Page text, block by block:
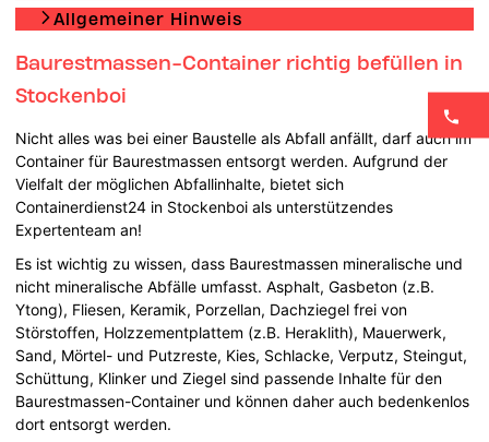
Allgemeiner Hinweis
Baurestmassen-Container richtig befüllen in
Stockenboi
Nicht alles was bei einer Baustelle als Abfall anfällt, darf auch im
Container für Baurestmassen entsorgt werden. Aufgrund der
Vielfalt der möglichen Abfallinhalte, bietet sich
Containerdienst24 in Stockenboi als unterstützendes
Expertenteam an!
Es ist wichtig zu wissen, dass Baurestmassen mineralische und
nicht mineralische Abfälle umfasst. Asphalt, Gasbeton (z.B.
Ytong), Fliesen, Keramik, Porzellan, Dachziegel frei von
Störstoffen, Holzzementplattem (z.B. Heraklith), Mauerwerk,
Sand, Mörtel- und Putzreste, Kies, Schlacke, Verputz, Steingut,
Schüttung, Klinker und Ziegel sind passende Inhalte für den
Baurestmassen-Container und können daher auch bedenkenlos
dort entsorgt werden.